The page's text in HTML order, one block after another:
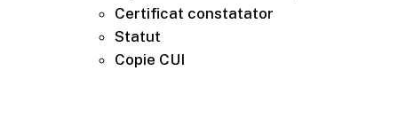
Certificat constatator
Statut
Copie CUI